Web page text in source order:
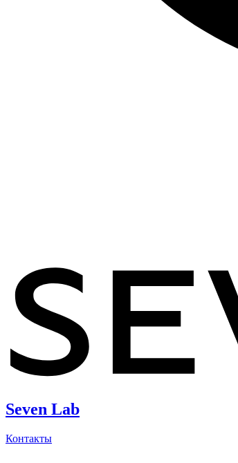
Seven Lab
Контакты